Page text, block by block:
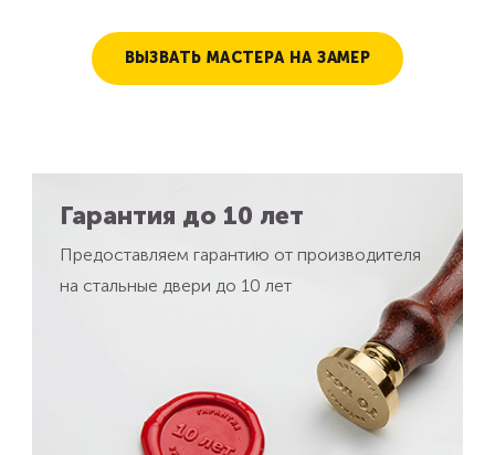
ВЫЗВАТЬ МАСТЕРА НА ЗАМЕР
Гарантия до 10 лет
Предоставляем гарантию от производителя
на стальные двери до 10 лет